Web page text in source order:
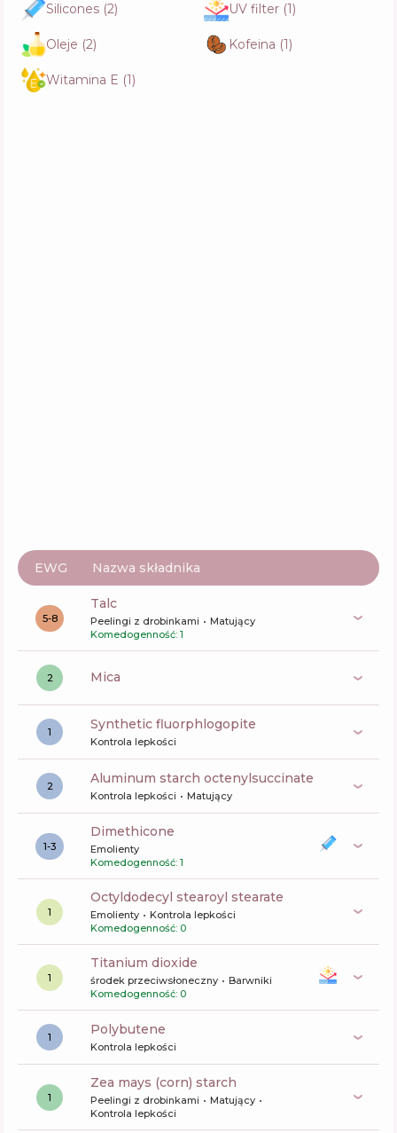
Silicones (2) UV filter (1)
Oleje (2) Kofeina (1)
Witamina E (1)
EWG Nazwa składnika
5-8
talc
Peelingi z drobinkami
Matujący
Komedogenność: 1
2 mica
1 synthetic fluorphlogopite
Kontrola lepkości
2 aluminum starch octenylsuccinate
Kontrola lepkości Matujący
1-3
dimethicone
Emolienty
Komedogenność: 1
1
octyldodecyl stearoyl stearate
Emolienty
Kontrola lepkości
Komedogenność: 0
1
titanium dioxide
środek przeciwsłoneczny
Barwniki
Komedogenność: 0
1 polybutene
Kontrola lepkości
1
zea mays (corn) starch
Peelingi z drobinkami
Matujący
Kontrola lepkości